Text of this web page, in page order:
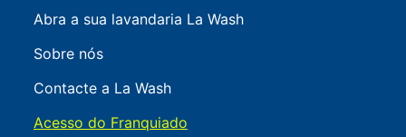
Abra a sua lavandaria La Wash
Sobre nós
Contacte a La Wash
Acesso do Franquiado